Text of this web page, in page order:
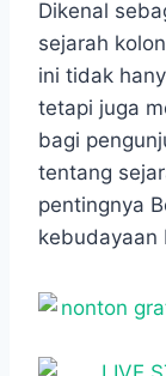
Dikenal
sejarah
ini tidak
tetapi juga
bagi
tentang
pentingnya
kebudayaan